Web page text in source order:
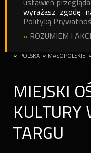
ustawień
wyrażasz zgodę
Polityką
» ROZUMIEM I
« POLSKA « MAŁOPOLSKIE «
MIEJSKI
KULTURY
TARGU